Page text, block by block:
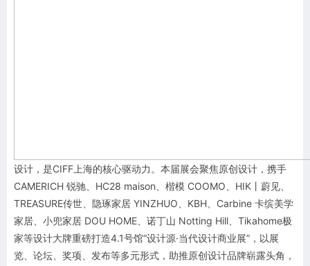
设计，是CIFF上海的核心驱动力。本届展会聚焦原创设计，携手
CAMERICH 锐驰、HC28 maison、楷模 COOMO、HIK丨蔚见、
TREASURE传世、隐琢家居 YINZHUO、KBH、Carbine 卡缤美学
家居、小兜家居 DOU HOME、诺丁山 Notting Hill、Tikahome极
家等设计大牌重磅打造4.1号馆“设计源·当代设计商业展”，以展
览、论坛、奖项、发布等多元形式，助推原创设计品牌崭露头角，